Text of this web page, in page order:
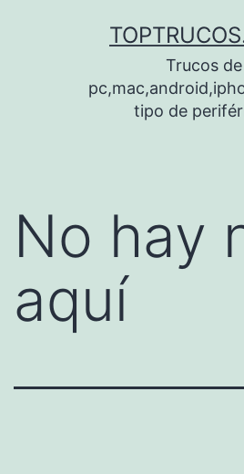
Trucos de
tipo de
No hay
aquí